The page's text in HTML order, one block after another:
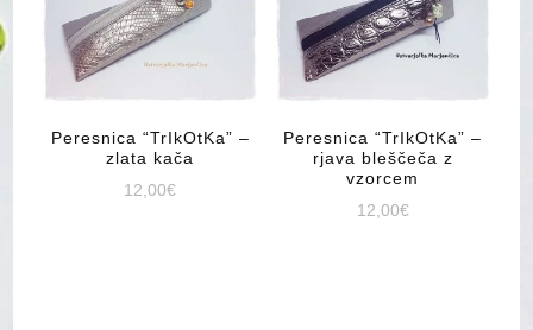
Peresnica “TrIkOtKa” –
zlata kača
12,00€
Peresnica “TrIkOtKa” –
rjava bleščeča z
vzorcem
12,00€